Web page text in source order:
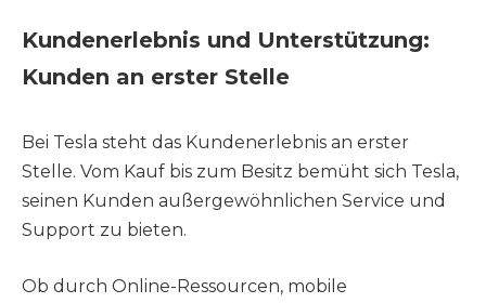
Kundenerlebnis und Unterstützung:
Kunden an erster Stelle
Bei Tesla steht das Kundenerlebnis an erster
Stelle. Vom Kauf bis zum Besitz bemüht sich Tesla,
seinen Kunden außergewöhnlichen Service und
Support zu bieten.
Ob durch Online-Ressourcen, mobile